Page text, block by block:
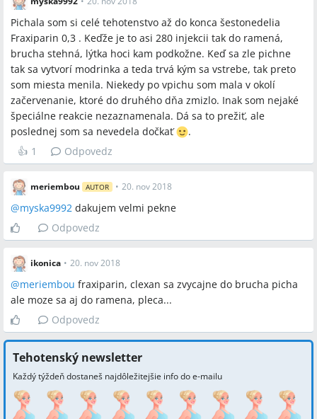
Pichala som si celé tehotenstvo až do konca šestonedelia
Fraxiparin 0,3 . Keďže je to asi 280 injekcii tak do ramená,
brucha stehná, lýtka hoci kam podkožne. Keď sa zle pichne
tak sa vytvorí modrinka a teda trvá kým sa vstrebe, tak preto
som miesta menila. Niekedy po vpichu som mala v okolí
začervenanie, ktoré do druhého dňa zmizlo. Inak som nejaké
špeciálne reakcie nezaznamenala. Dá sa to prežiť, ale
poslednej som sa nevedela dočkať
.
👍 1 Odpovedz
meriembou AUTOR • 20. nov 2018
@myska9992 dakujem velmi pekne
Odpovedz
ikonica • 20. nov 2018
@meriembou fraxiparin, clexan sa zvycajne do brucha picha
ale moze sa aj do ramena, pleca...
Odpovedz
Tehotenský newsletter
Každý týždeň dostaneš najdôležitejšie info do e-mailu